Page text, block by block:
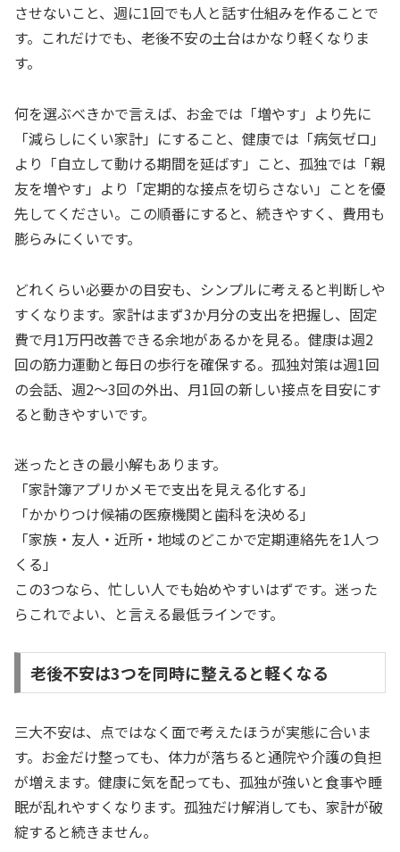
させないこと、週に1回でも人と話す仕組みを作ることで
す。これだけでも、老後不安の土台はかなり軽くなりま
す。
何を選ぶべきかで言えば、お金では「増やす」より先に
「減らしにくい家計」にすること、健康では「病気ゼロ」
より「自立して動ける期間を延ばす」こと、孤独では「親
友を増やす」より「定期的な接点を切らさない」ことを優
先してください。この順番にすると、続きやすく、費用も
膨らみにくいです。
どれくらい必要かの目安も、シンプルに考えると判断しや
すくなります。家計はまず3か月分の支出を把握し、固定
費で月1万円改善できる余地があるかを見る。健康は週2
回の筋力運動と毎日の歩行を確保する。孤独対策は週1回
の会話、週2〜3回の外出、月1回の新しい接点を目安にす
ると動きやすいです。
迷ったときの最小解もあります。
「家計簿アプリかメモで支出を見える化する」
「かかりつけ候補の医療機関と歯科を決める」
「家族・友人・近所・地域のどこかで定期連絡先を1人つ
くる」
この3つなら、忙しい人でも始めやすいはずです。迷った
らこれでよい、と言える最低ラインです。
老後不安は3つを同時に整えると軽くなる
三大不安は、点ではなく面で考えたほうが実態に合いま
す。お金だけ整っても、体力が落ちると通院や介護の負担
が増えます。健康に気を配っても、孤独が強いと食事や睡
眠が乱れやすくなります。孤独だけ解消しても、家計が破
綻すると続きません。